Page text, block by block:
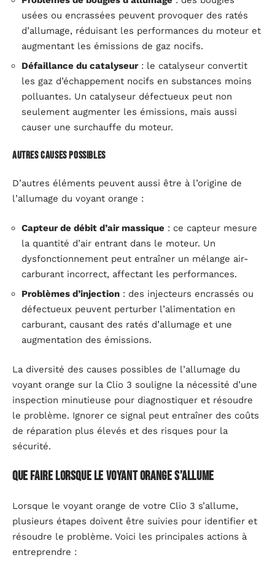
usées ou encrassées peuvent provoquer des ratés
d’allumage, réduisant les performances du moteur et
augmentant les émissions de gaz nocifs.
Défaillance du catalyseur: le catalyseur convertit
les gaz d’échappement nocifs en substances moins
polluantes. Un catalyseur défectueux peut non
seulement augmenter les émissions, mais aussi
causer une surchauffe du moteur.
Autres causes possibles
D’autres éléments peuvent aussi être à l’origine de
l’allumage du voyant orange :
Capteur de débit d’air massique : ce capteur mesure
la quantité d’air entrant dans le moteur. Un
dysfonctionnement peut entraîner un mélange air-
carburant incorrect, affectant les performances.
Problèmes d’injection : des injecteurs encrassés ou
défectueux peuvent perturber l’alimentation en
carburant, causant des ratés d’allumage et une
augmentation des émissions.
La diversité des causes possibles de l’allumage du
voyant orange sur la Clio 3 souligne la nécessité d’une
inspection minutieuse pour diagnostiquer et résoudre
le problème. Ignorer ce signal peut entraîner des coûts
de réparation plus élevés et des risques pour la
sécurité.
Que faire lorsque le voyant orange s’allume
Lorsque le voyant orange de votre Clio 3 s’allume,
plusieurs étapes doivent être suivies pour identifier et
résoudre le problème. Voici les principales actions à
entreprendre :